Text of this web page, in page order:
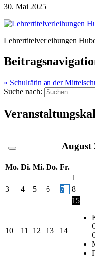
30. Mai 2025
Lehrertitelverleihungen
« Schulrätin an der
Suche nach:
August
Mo. Di. Mi. Do. Fr.
1
3
4 5 6 7 8
10 11 12 13 14
15